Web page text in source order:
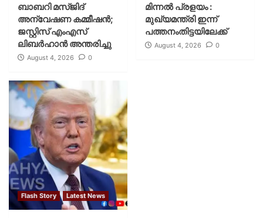
ബാബറി മസ്ജിദ്
അന്വേഷണ കമ്മീഷന്‍;
ജസ്റ്റിസ് എംഎസ്
ലിബര്‍ഹാന്‍ അന്തരിച്ചു
August 4, 2026 0
മിന്നല്‍ പ്രളയം :
മുഖ്യമന്ത്രി ഇന്ന്
പത്തനംതിട്ടയിലേക്ക്
August 4, 2026 0
Flash Story Latest News